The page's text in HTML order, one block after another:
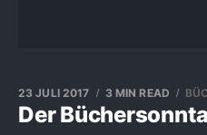
Der
23 JULI 2017 3 MIN READ